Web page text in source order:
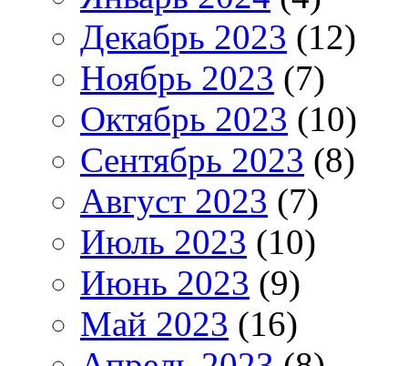
Декабрь 2023 (12)
Ноябрь 2023 (7)
Октябрь 2023 (10)
Сентябрь 2023 (8)
Август 2023 (7)
Июль 2023 (10)
Июнь 2023 (9)
Май 2023 (16)